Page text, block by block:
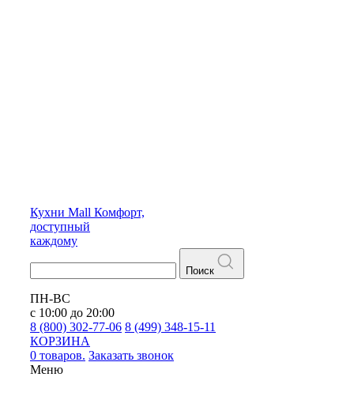
Кухни Mall Комфорт,
доступный
каждому
Поиск
ПН-ВС
с 10:00 до 20:00
8 (800) 302-77-06 8 (499) 348-15-11
КОРЗИНА
0 товаров. Заказать звонок
Меню